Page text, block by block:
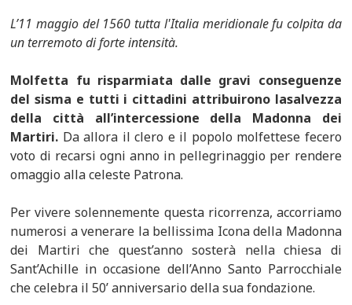
L’11 maggio del 1560 tutta l'Italia meridionale fu colpita da
un terremoto di forte intensità.
Molfetta fu risparmiata dalle gravi conseguenze
del sisma e tutti i cittadini attribuirono lasalvezza
della città all’intercessione della Madonna dei
Martiri. Da allora il clero e il popolo molfettese fecero
voto di recarsi ogni anno in pellegrinaggio per rendere
omaggio alla celeste Patrona.
Per vivere solennemente questa ricorrenza, accorriamo
numerosi a venerare la bellissima Icona della Madonna
dei Martiri che quest’anno sosterà nella chiesa di
Sant’Achille in occasione dell’Anno Santo Parrocchiale
che celebra il 50’ anniversario della sua fondazione.